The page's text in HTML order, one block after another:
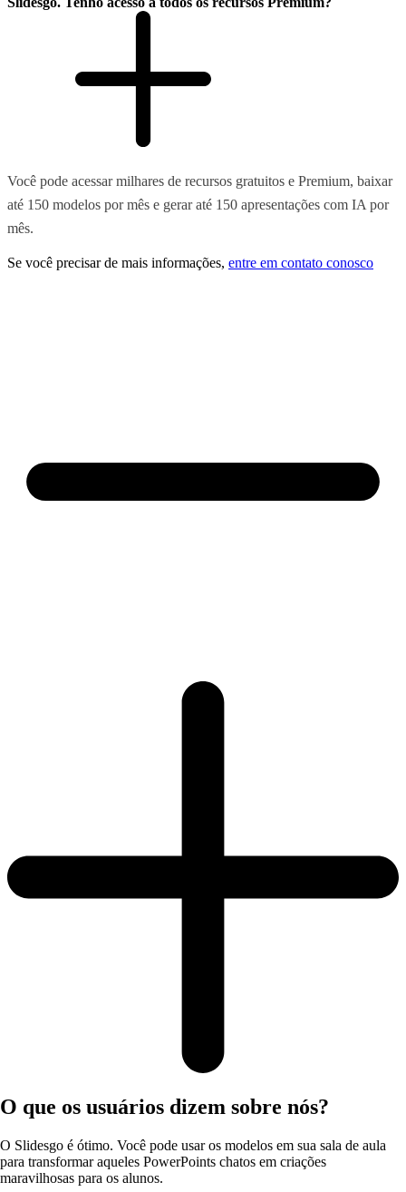
Você pode acessar milhares de recursos gratuitos e Premium, baixar
até 150 modelos por mês e gerar até 150 apresentações com IA por
mês.
Se você precisar de mais informações, entre em contato conosco
O que os usuários dizem sobre nós?
O Slidesgo é ótimo. Você pode usar os modelos em sua sala de aula
para transformar aqueles PowerPoints chatos em criações
maravilhosas para os alunos.